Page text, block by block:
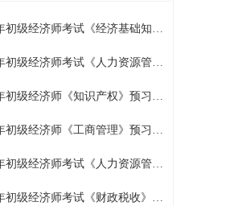
2023年初级经济师考试《经济基础知识》预习试卷（二）
2023年初级经济师考试《人力资源管理》预习试卷（一）
2023年初级经济师《知识产权》预习试卷（二）
2023年初级经济师《工商管理》预习试卷（一）
2023年初级经济师考试《人力资源管理》预习试卷（三）
2023年初级经济师考试《财政税收》预习试卷(一）